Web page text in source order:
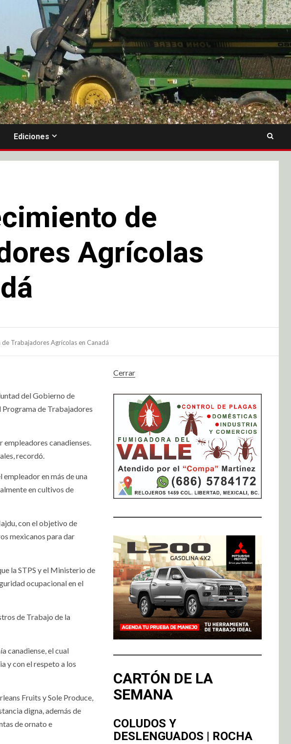
Ediciones
de
Agrícolas
Trabajadores Agrícolas en Canadá
del Gobierno de
de Trabajadores
canadienses.
recordó.
en más de una
en cultivos de
con el objetivo de
mexicanos para dar
la STPS y el Ministerio de
ocupacional en el
de Trabajo de la
canadiense, el cual
y con el respeto a los
Fruits y Sole Produce,
digna, además de
de ornato e
Cerrar
CARTÓN DE LA
SEMANA
COLUDOS Y
DESLENGUADOS | ROCHA